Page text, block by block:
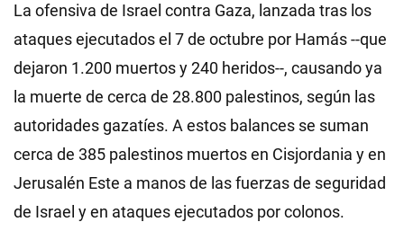
La ofensiva de Israel contra Gaza, lanzada tras los
ataques ejecutados el 7 de octubre por Hamás --que
dejaron 1.200 muertos y 240 heridos--, causando ya
la muerte de cerca de 28.800 palestinos, según las
autoridades gazatíes. A estos balances se suman
cerca de 385 palestinos muertos en Cisjordania y en
Jerusalén Este a manos de las fuerzas de seguridad
de Israel y en ataques ejecutados por colonos.